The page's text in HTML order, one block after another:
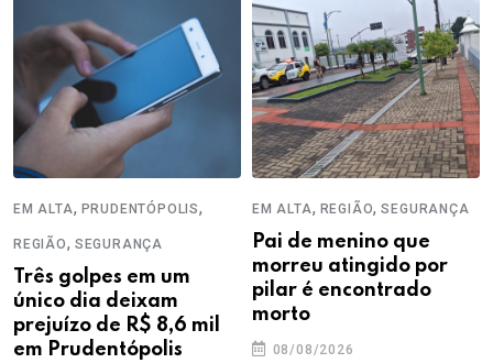
EM ALTA, PRUDENTÓPOLIS,
REGIÃO, SEGURANÇA
Três golpes em um
único dia deixam
prejuízo de R$ 8,6 mil
em Prudentópolis
EM ALTA, REGIÃO,SEGURANÇA
Pai de menino que
morreu atingido por
pilar é encontrado
morto
08/08/2026